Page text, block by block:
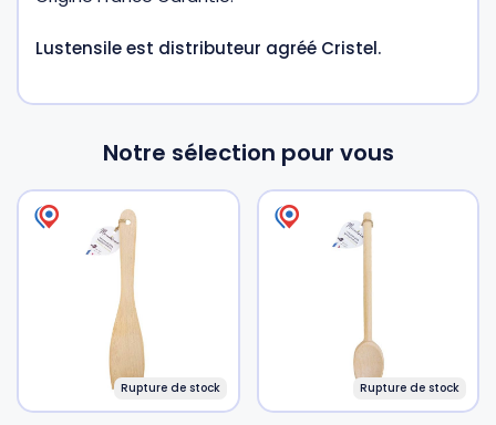
Lustensile est distributeur agréé Cristel.
Notre sélection pour vous
Rupture de stock Rupture de stock